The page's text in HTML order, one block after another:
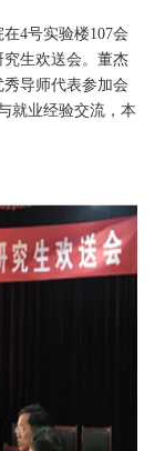
4号实验楼107会
究生欢送会。董杰
导师代表参加会
就业经验交流，本